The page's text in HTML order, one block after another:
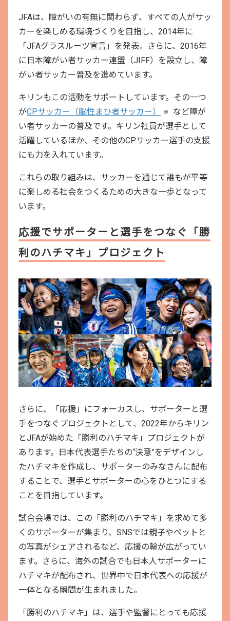
JFAは、障がいの有無に関わらず、すべての人がサッ
カーを楽しめる環境づくりを目指し、2014年に
「JFAグラスルーツ宣言」を発表。さらに、2016年
に日本障がい者サッカー連盟（JIFF）を設立し、障
がい者サッカー普及を進めています。
キリンもこの活動をサポートしています。その一つ
がCPサッカー（脳性まひ者サッカー）
新
し
い
イ
ン
で
き
す
など障が
い者サッカーの普及です。キリン社員が選手として
活躍しているほか、その他のCPサッカー選手の支援
にも力を入れています。
これらの取り組みは、サッカーを通じて誰もが平等
に楽しめる社会をつくるための大きな一歩となって
います。
応援でサポーターと選手をつなぐ「勝
利のハチマキ」プロジェクト
さらに、「応援」にフォーカスし、サポーターと選
手をつなぐプロジェクトとして、2022年からキリン
とJFAが始めた「勝利のハチマキ」プロジェクトが
あります。日本代表選手たちの“決意”をデザインし
たハチマキを作成し、サポーターのみなさんに配布
することで、選手とサポーターの心をひとつにする
ことを目指しています。
試合会場では、この「勝利のハチマキ」を求めて多
くのサポーターが集まり、SNSでは親子やペットと
の写真がシェアされるなど、応援の輪が広がってい
ます。さらに、海外の試合でも日本人サポーターに
ハチマキが配布され、世界中で日本代表への応援が
一体となる瞬間が生まれました。
「勝利のハチマキ」は、選手や監督にとっても応援